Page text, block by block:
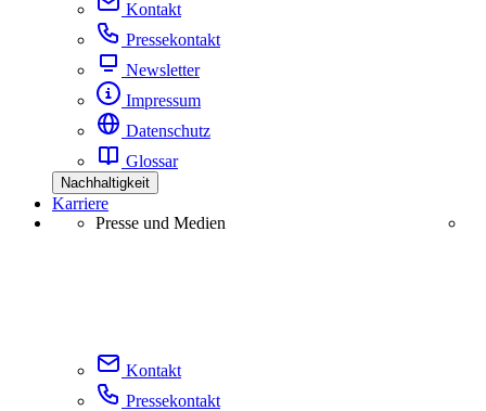
Kontakt
Pressekontakt
Newsletter
Impressum
Datenschutz
Glossar
Nachhaltigkeit
Karriere
Presse und Medien
Kontakt
Pressekontakt